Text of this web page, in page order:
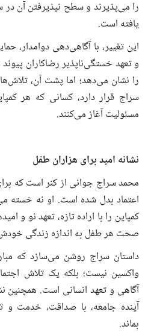
یافته است.
این تغییر، با آگاهی‌دهی دوامدار،
و تعهد خستگی‌ناپذیر رضاکاران
را نشان می‌دهد؛ اما پشت آن،
سراج قرار دارد، کسانی که هر
مسئولیت آغاز می‌کنند.
نشانه امید برای هزاران طفل
محمد سراج جوانی از کنر است که
اعتماد بدل شده است. او نه
کمپاین را با اراده تازه، تعهد نو و
صحت هر طفل به اندازه زندگی
داستان سراج روشن می‌سازد که
واکسین نیست؛ بلکه یک تلاش
آگاهی و تعهد انسانی است.
آینده جامعه، با صداقت، خدمت و
بماند.